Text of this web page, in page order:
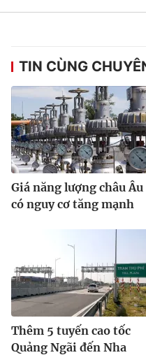
TIN CÙNG
Giá năng lượng châu Âu
có nguy cơ tăng mạnh
Thêm 5 tuyến cao tốc
Quảng Ngãi đến Nha